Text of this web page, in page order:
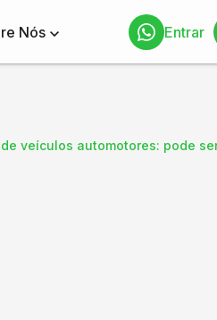
Nós Entrar
veículos automotores: pode